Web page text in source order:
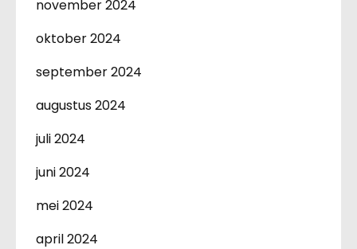
november 2024
oktober 2024
september 2024
augustus 2024
juli 2024
juni 2024
mei 2024
april 2024